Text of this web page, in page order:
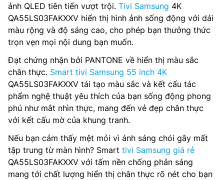
ảnh QLED tiên tiến vượt trội. Tivi Samsung 4K
QA55LS03FAKXXV hiển thị hình ảnh sống động với dải
màu rộng và độ sáng cao, cho phép bạn thưởng thức
trọn vẹn mọi nội dung bạn muốn.
Đạt chứng nhận bởi PANTONE về hiển thị màu sắc
chân thực. Smart tivi Samsung 55 inch 4K
QA55LS03FAKXXV tái tạo màu sắc và kết cấu tác
phẩm nghệ thuật yêu thích của bạn sống động phong
phú như mắt nhìn thực, mang đến vẻ đẹp chân thực
với kết cấu mờ của khung tranh.
Nếu bạn cảm thấy mệt mỏi vì ánh sáng chói gây mất
tập trung từ màn hình? Smart tivi Samsung giá rẻ
QA55LS03FAKXXV với tấm nền chống phản sáng
mang tới chất lượng hiển thị chân thực rõ nét cho bạn